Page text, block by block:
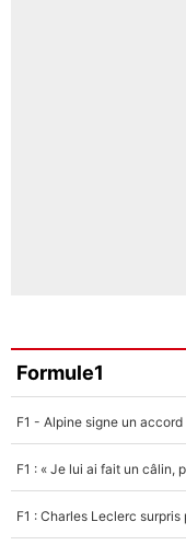
Formule1